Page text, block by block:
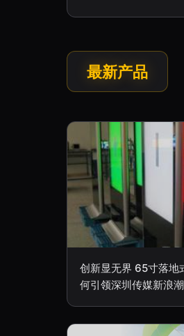
最新产品
创新显无界 65寸落地
何引领深圳传媒新浪潮